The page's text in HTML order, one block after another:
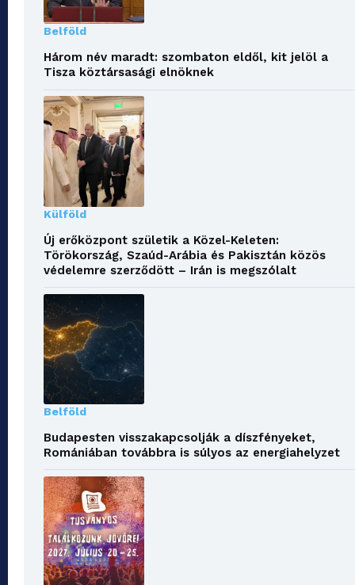
Belföld
Három név maradt: szombaton eldől, kit jelöl a
Tisza köztársasági elnöknek
Külföld
Új erőközpont születik a Közel-Keleten:
Törökország, Szaúd-Arábia és Pakisztán közös
védelemre szerződött – Irán is megszólalt
Belföld
Budapesten visszakapcsolják a díszfényeket,
Romániában továbbra is súlyos az energiahelyzet